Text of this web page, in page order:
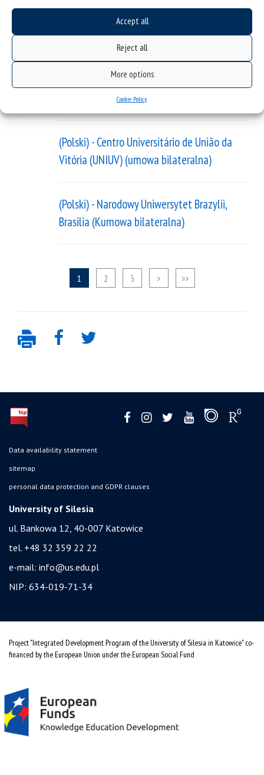
Accept all
Reject all
More options
Cookie Policy
(Polski) Bośnia i Hercegowina
(Polski) - Uniwersytet w Sarajewie
(Polski) Brazylia
(Polski) - Centro Universitário de União da
Vitória (UNIUV) (umowa bilateralna)
(Polski) - Narodowy Uniwersytet Brazylii,
Brasilia (Kumowa bilateralna)
1 2 3 > >>
Data availability statement
sitemap
personal data protection and GDPR clauses
University of Silesia
ul. Bankowa 12, 40-007 Katowice
tel. +48 32 359 22 22
e-mail: info@us.edu.pl
NIP: 634-019-71-34
Project "Integrated Development Program of the University of Silesia in Katowice" co-
financed by the European Union under the European Social Fund